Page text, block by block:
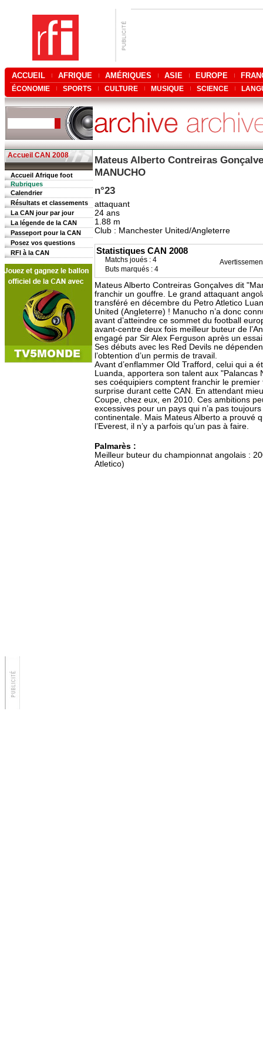
ACCUEIL AFRIQUE AMÉRIQUES ASIE EUROPE
ÉCONOMIE SPORTS CULTURE MUSIQUE SCIENCE
Accueil CAN 2008
Accueil Afrique foot
Rubriques
Calendrier
Résultats et classements
La CAN jour par jour
La légende de la CAN
Passeport pour la CAN
Posez vos questions
RFI à la CAN
Mateus Alberto Contreiras
MANUCHO
n°23
attaquant
24 ans
1.88 m
Club : Manchester United/Angleterre
Statistiques CAN 2008
Matchs joués : 4
Buts marqués : 4
Mateus Alberto Contreiras Gonçalves dit
franchir un gouffre. Le grand attaquant
transféré en décembre du Petro Atletico
United (Angleterre) ! Manucho n’a donc
avant d’atteindre ce sommet du football
avant-centre deux fois meilleur buteur de
engagé par Sir Alex Ferguson après un
Ses débuts avec les Red Devils ne
l’obtention d’un permis de travail.
Avant d’enflammer Old Trafford, celui qui a
Luanda, apportera son talent aux "Palancas
ses coéquipiers comptent franchir le premier
surprise durant cette CAN. En attendant
Coupe, chez eux, en 2010. Ces ambitions
excessives pour un pays qui n’a pas
continentale. Mais Mateus Alberto a prouvé
l’Everest, il n’y a parfois qu’un pas à faire.
Palmarès :
Meilleur buteur du championnat angolais :
Atletico)